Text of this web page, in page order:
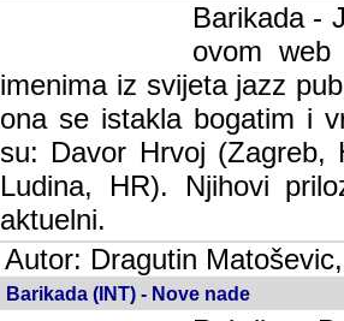
Barikada -
ovom web
imenima iz svijeta jazz
ona se istakla bogatim i
su: Davor Hrvoj (Zagreb,
Ludina, HR). Njihovi
aktuelni.
Autor: Dragutin
Barikada (INT) - Nove nade